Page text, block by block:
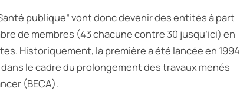
publique” vont donc devenir des entités à part
de membres (43 chacune contre 30 jusqu’ici) en
Historiquement, la première a été lancée en 1994
le cadre du prolongement des travaux menés
(BECA).